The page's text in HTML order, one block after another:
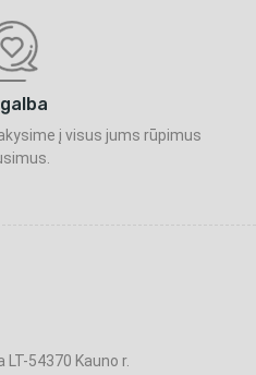
į visus jums rūpimus
54370 Kauno r.